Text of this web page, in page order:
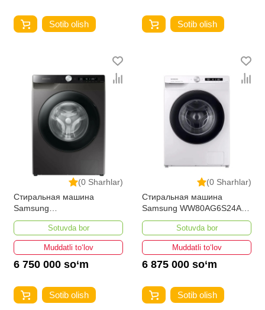
Sotib olish Sotib olish
(0 Sharhlar)
Стиральная машина
Samsung
WW80AG6S24ANLD 8-кг
Sotuvda bor
Muddatli to‘lov
6 750 000 so‘m
Sotib olish
(0 Sharhlar)
Стиральная машина
Samsung WW80AG6S24AW
8-Кг
Sotuvda bor
Muddatli to‘lov
6 875 000 so‘m
Sotib olish